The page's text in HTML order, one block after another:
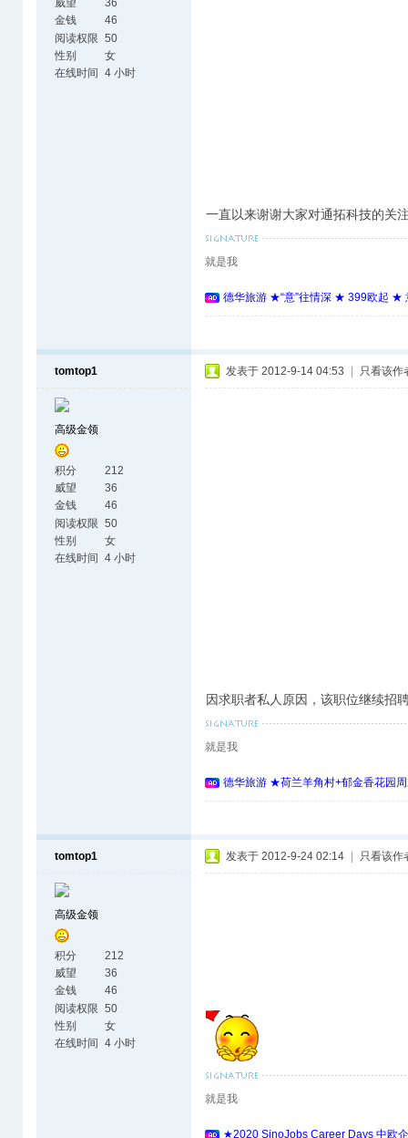
威望
36
金钱
46
阅读权限 50
性别
女
在线时间
4 小时
一直以来谢谢大家对通拓科技的关
就是我
德华旅游 ★“意”往情深 ★ 399欧起 ★
tomtop1
高级金领
积分
212
威望
36
金钱
46
阅读权限 50
性别
女
在线时间
4 小时
发表于 2012-9-14 04:53 只看该作
因求职者私人原因，该职位继续招
就是我
德华旅游 ★荷兰羊角村+郁金香花园
tomtop1
高级金领
积分
212
威望
36
金钱
46
阅读权限 50
性别
女
在线时间
4 小时
发表于 2012-9-24 02:14 只看该作
就是我
★2020 SinoJobs Career Days 中欧